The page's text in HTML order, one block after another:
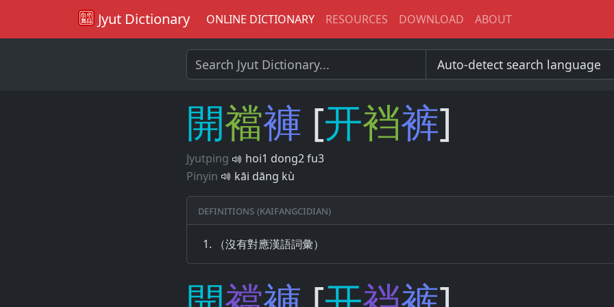
Jyut Dictionary ONLINE DICTIONARY RESOURCES DOWNLOAD ABOUT
開襠褲 [开裆裤]
Jyutping
hoi1 dong2 fu3
Pinyin
kāi dāng kù
Definitions (Kaifangcidian)
（沒有對應漢語詞彙）